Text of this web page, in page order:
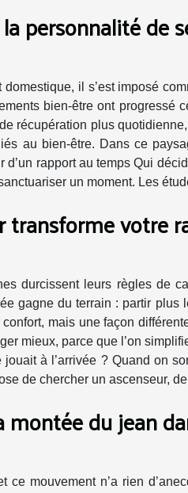
la personnalité de
il s’est imposé
bien-être ont progressé
récupération plus
au bien-être. Dans ce
rapport au temps Qui
un moment. Les
transforme votre
durcissent leurs règles de
gagne du terrain : partir plus
mais une façon
mieux, parce que l’on
à l’arrivée ? Quand on
de chercher un ascenseur,
montée du jean
ce mouvement n’a rien